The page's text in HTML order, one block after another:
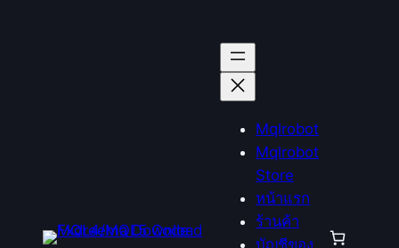
Mqlrobot
Mqlrobot
Store
หน้าแรก
ร้านค้า
บัญชีของ